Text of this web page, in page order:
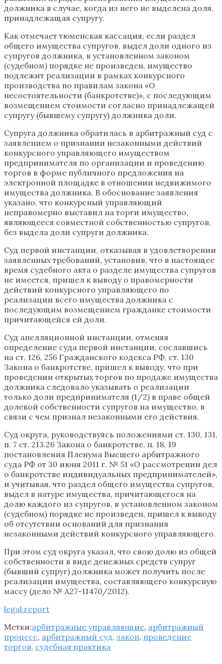
должника в случае, когда из него не выделена доля,
принадлежащая супругу.
Как отмечает тюменская кассация, если раздел
общего имущества супругов, выдел доли одного из
супругов должника, в установленном законом
(судебном) порядке не произведен, имущество
подлежит реализации в рамках конкурсного
производства по правилам закона «О
несостоятельности (банкротстве)», с последующим
возмещением стоимости согласно принадлежащей
супругу (бывшему супругу) должника доли.
Супруга должника обратилась в арбитражный суд с
заявлением о признании незаконными действий
конкурсного управляющего имуществом
предпринимателя по организации и проведению
торгов в форме публичного предложения на
электронной площадке в отношении недвижимого
имущества должника. В обоснование заявления
указано, что конкурсный управляющий
неправомерно выставил на торги имущество,
являющееся совместной собственностью супругов,
без выдела доли супруги должника.
Суд первой инстанции, отказывая в удовлетворении
заявленных требований, установив, что в настоящее
время судебного акта о разделе имущества супругов
не имеется, пришел к выводу о правомерности
действий конкурсного управляющего по
реализации всего имущества должника с
последующим возмещением гражданке стоимости
причитающейся ей доли.
Суд апелляционной инстанции, отменяя
определение суда первой инстанции, сославшись
на ст. 126, 256 Гражданского кодекса РФ, ст. 130
Закона о банкротстве, пришел к выводу, что при
проведении открытых торгов по продаже имущества
должника следовало указывать о реализации
только доли предпринимателя (1/2) в праве общей
долевой собственности супругов на имущество, в
связи с чем признал незаконными его действия.
Суд округа, руководствуясь положениями ст. 130, 131,
п. 7 ст. 213.26 Закона о банкротстве, п. 18, 19
постановления Пленума Высшего арбитражного
суда РФ от 30 июня 2011 г. № 51 «О рассмотрении дел
о банкротстве индивидуальных предпринимателей»,
и учитывая, что раздел общего имущества супругов,
выдел в натуре имущества, причитающегося на
долю каждого из супругов, в установленном законом
(судебном) порядке не произведен, пришел к выводу
об отсутствии оснований для признания
незаконными действий конкурсного управляющего.
При этом суд округа указал, что свою долю из общей
собственности в виде денежных средств супруг
(бывший супруг) должника может получить после
реализации имущества, составляющего конкурсную
массу (дело № А27-11470/2012).
legal.report
Метки:арбитражные управляющие, арбитражный
процесс, арбитражный суд, закон, проведение
торгов, судебная практика